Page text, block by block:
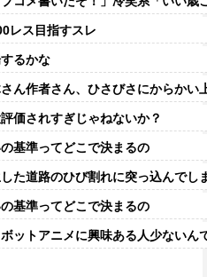
レス目指すスレ
るかな
者さん、ひさびさにからかい上手の高木
価されすぎじゃねないか？
基準ってどこで決まるの
た道路のひび割れに突っ込んでし
基準ってどこで決まるの
ットアニメに興味ある人少ないん